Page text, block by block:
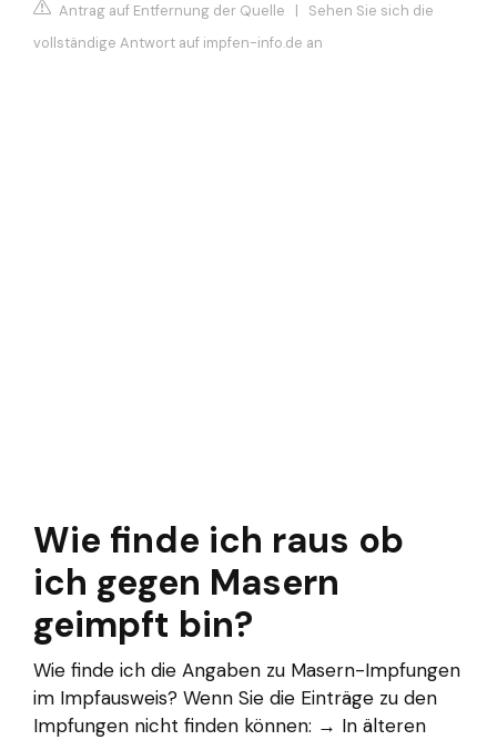
Antrag auf Entfernung der Quelle | Sehen Sie sich die
vollständige Antwort auf impfen-info.de an
Wie finde ich raus ob
ich gegen Masern
geimpft bin?
Wie finde ich die Angaben zu Masern-Impfungen
im Impfausweis? Wenn Sie die Einträge zu den
Impfungen nicht finden können: → In älteren